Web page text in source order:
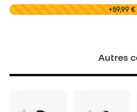
0,00 € +59,99 €
Autres